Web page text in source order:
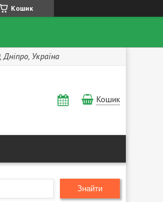
Кошик
Україна
Кошик
Знайти